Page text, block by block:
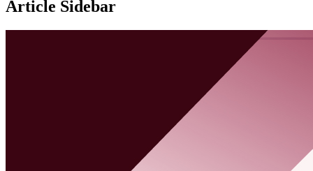
Article Sidebar